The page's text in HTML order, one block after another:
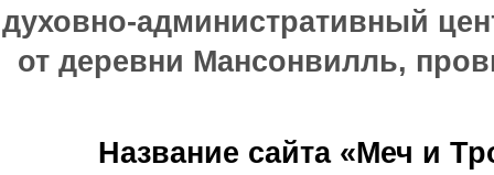
духовно-административный
от деревни Мансонвилль,
Название сайта «Меч и